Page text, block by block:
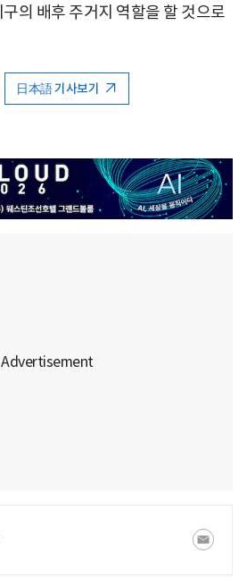
의 배후 주거지 역할을 할 것으로
日本語 기사보기